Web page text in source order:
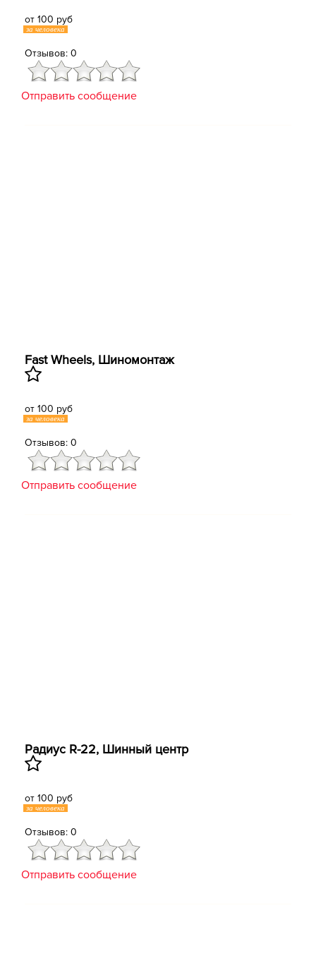
от 100 руб
за человека
Отзывов: 0
Отправить сообщение
Fast Wheels, Шиномонтаж
от 100 руб
за человека
Отзывов: 0
Отправить сообщение
Радиус R-22, ​Шинный центр
от 100 руб
за человека
Отзывов: 0
Отправить сообщение